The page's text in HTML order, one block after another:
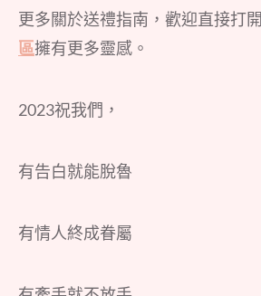
更多關於送禮指南，歡迎直接打開
區擁有更多靈感。
2023祝我們，
有告白就能脫魯
有情人終成眷屬